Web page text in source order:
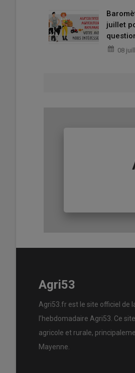
juillet
08
Agri53
Agri53.fr est le site officiel de
l’hebdomadaire Agri53. Ce
agricole et rurale,
Mayenne.